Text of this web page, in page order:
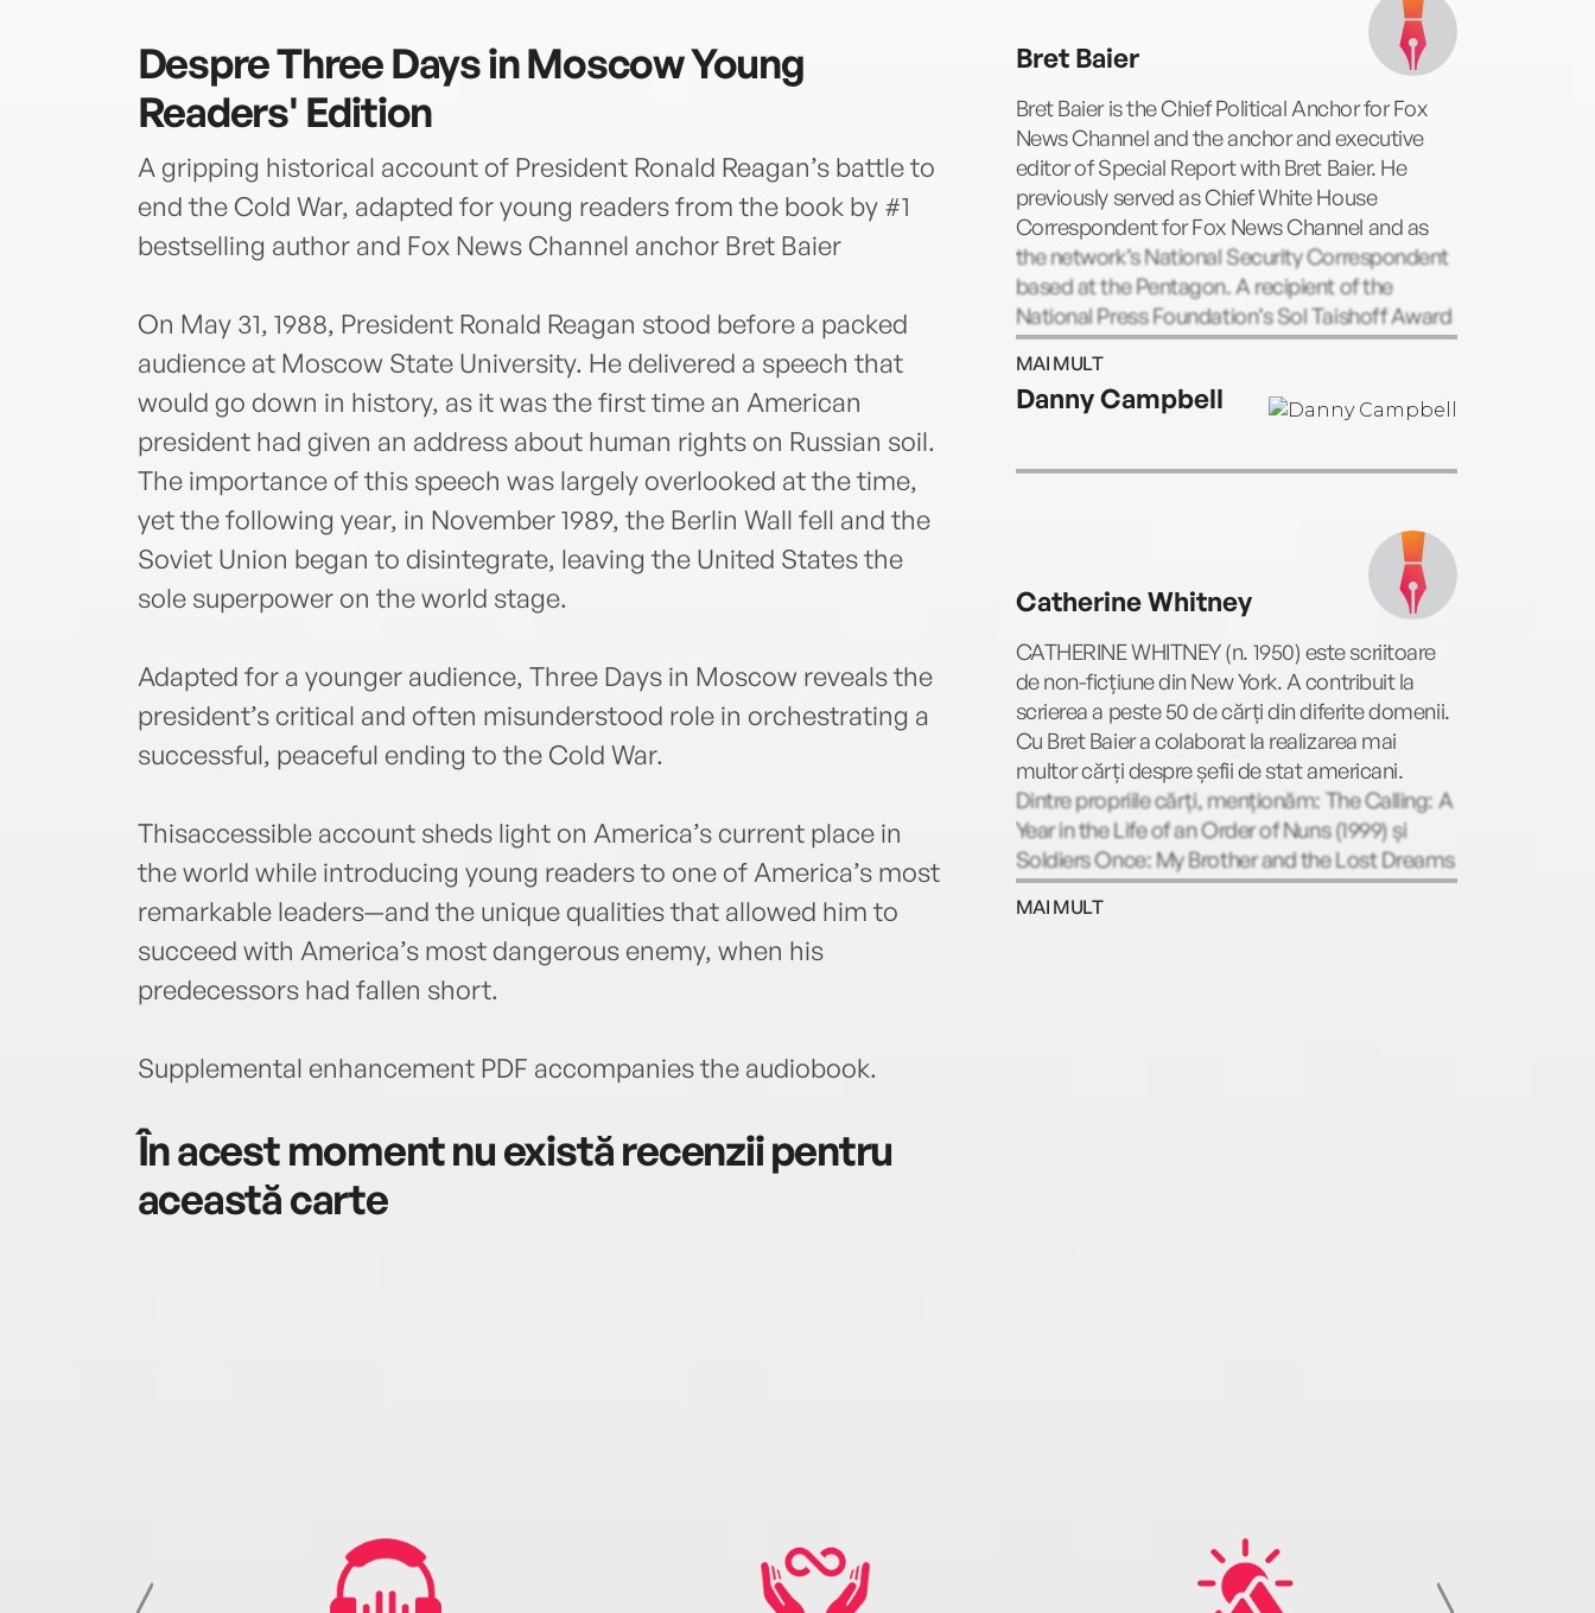
DespreThree Days in Moscow Young
Readers' Edition
A gripping historical account of President Ronald Reagan’s battle to
end the Cold War, adapted for young readers from the book by #1
bestselling author and Fox News Channel anchor Bret Baier
On May 31, 1988, President Ronald Reagan stood before a packed
audience at Moscow State University. He delivered a speech that
would go down in history, as it was the first time an American
president had given an address about human rights on Russian soil.
The importance of this speech was largely overlooked at the time,
yet the following year, in November 1989, the Berlin Wall fell and the
Soviet Union began to disintegrate, leaving the United States the
sole superpower on the world stage.
Adapted for a younger audience, Three Days in Moscow reveals the
president’s critical and often misunderstood role in orchestrating a
successful, peaceful ending to the Cold War.
Thisaccessible account sheds light on America’s current place in
the world while introducing young readers to one of America’s most
remarkable leaders—and the unique qualities that allowed him to
succeed with America’s most dangerous enemy, when his
predecessors had fallen short.
Supplemental enhancement PDF accompanies the audiobook.
În acest moment nu există recenzii pentru
această carte
Bret Baier
Bret Baier is the Chief Political Anchor for Fox
News Channel and the anchor and executive
editor of Special Report with Bret Baier. He
previously served as Chief White House
Correspondent for Fox News Channel and as
the network’s National Security Correspondent
based at the Pentagon. A recipient of the
National Press Foundation’s Sol Taishoff Award
for Excellence in Broadcast Journalism, Baier is
the author of six New York Times bestsellers,
including To Rescue the Constitution: George
Experiment and Three Days at the Brink: FDR’s
MAI MULT
Danny Campbell
Catherine Whitney
CATHERINE WHITNEY (n. 1950) este scriitoare
de non-ficțiune din New York. A contribuit la
scrierea a peste 50 de cărți din diferite domenii.
Cu Bret Baier a colaborat la realizarea mai
multor cărți despre șefii de stat americani.
Dintre propriile cărți, menționăm: The Calling: A
Year in the Life of an Order of Nuns (1999) și
Soldiers Once: My Brother and the Lost Dreams
of Americaʼs Veterans (2009).
MAI MULT